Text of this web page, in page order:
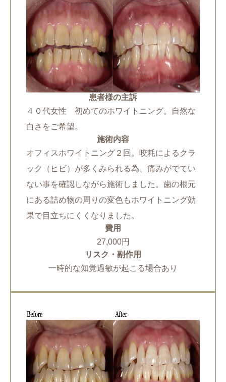
患者様の主訴
４０代女性 初めてのホワイトニング。自然な
白さをご希望。
施術内容
オフィスホワイトニング２回。咬耗によるクラ
ック（ヒビ）が多くみられる為、痛みがでてい
ない事を確認しながら施術しました。歯の根元
にある詰め物の周りの変色もホワイトニング効
果で目立ちにくくなりました。
費用
27,000円
リスク・副作用
一時的な知覚過敏が起こる場合あり